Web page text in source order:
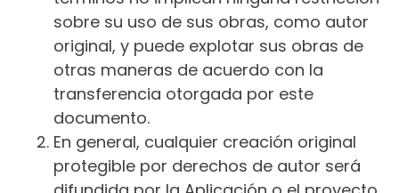
sobre su uso de sus obras, como autor
original, y puede explotar sus obras de
otras maneras de acuerdo con la
transferencia otorgada por este
documento.
En general, cualquier creación original
protegible por derechos de autor será